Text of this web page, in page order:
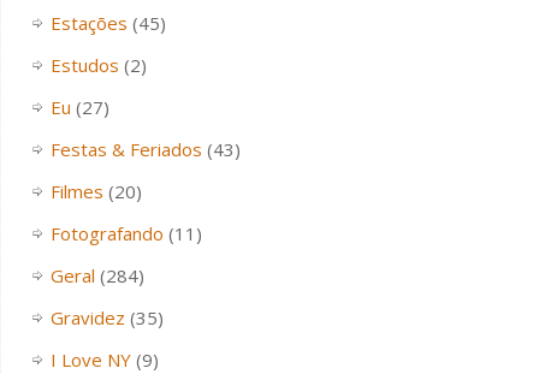
Estações (45)
Estudos (2)
Eu (27)
Festas & Feriados (43)
Filmes (20)
Fotografando (11)
Geral (284)
Gravidez (35)
I Love NY(9)